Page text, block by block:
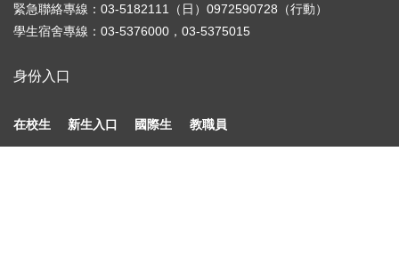
緊急聯絡專線：03-5182111（日）0972590728（行動）
學生宿舍專線：03-5376000，03-5375015
身份入口
在校生 新生入口 國際生 教職員